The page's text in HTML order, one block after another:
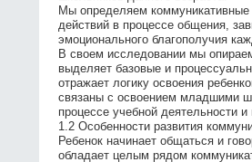
Мы определяем
действий в процессе общения,
эмоционального благополучия
В своем исследовании мы
выделяет базовые и
отражает логику освоения
связаны с освоением младшими
процессе учебной деятельности
1.2 Особенности развития
Ребенок начинает общаться и
обладает целым рядом